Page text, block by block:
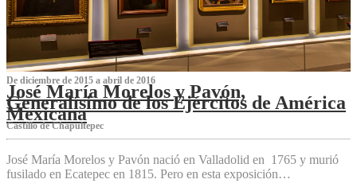
De diciembre de 2015 a abril de 2016
José María Morelos y Pavón,
Generalísimo de los Ejércitos de América
Mexicana
C‌astillo de Chapultepec
José María Morelos y Pavón nació en Valladolid en 1765 y murió
fusilado en Ecatepec en 1815. Pero en esta exposición…